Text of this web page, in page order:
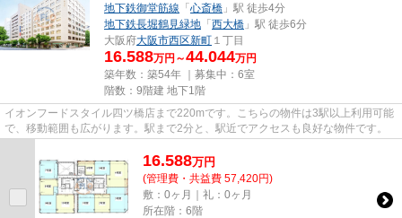
地下鉄御堂筋線 「心斎橋 」駅 徒歩4分
地下鉄長堀鶴見緑地 「西大橋 」駅 徒歩6分
大阪府大阪市西区新町 １丁目
16.588万円～44.044万円
築年数：築54年 ｜募集中： 6室
階数：9階建 地下1階
イオンフードスタイル四ツ橋店まで220mです。こちらの物件は3駅以上利用可能
で、移動範囲も広がります。駅まで2分と、駅近でアクセスも良好な物件です。
16.588万円
(管理費・共益費 57,420円)
敷：0ヶ月｜礼：0ヶ月
所在階：6階